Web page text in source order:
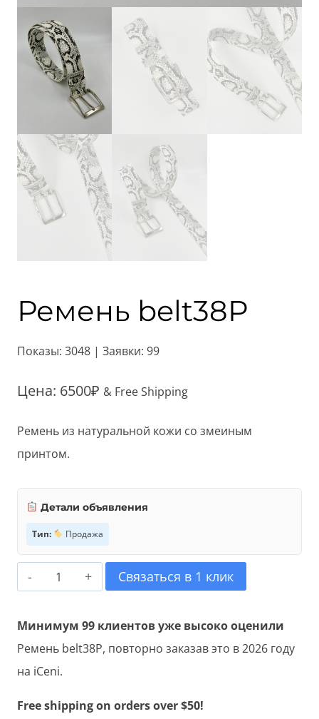
Ремень belt38P
Показы: 3048 | Заявки: 99
Цена: 6500₽ & Free Shipping
Ремень из натуральной кожи со змеиным
принтом.
Детали объявления
Тип: Продажа
Количество
товара
Ремень
belt38P
Связаться в 1 клик
Минимум 99 клиентов уже высоко оценили
Ремень belt38P, повторно заказав это в 2026 году
на iCeni.
Free shipping on orders over $50!